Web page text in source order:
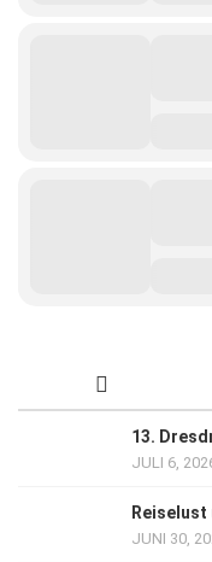
13.
JULI 6,
Reiselust
JUNI 30,